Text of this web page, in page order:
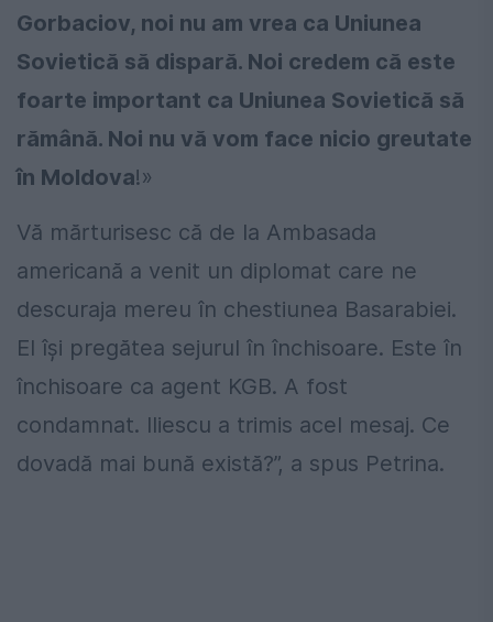
Gorbaciov, noi nu am vrea ca Uniunea
Sovietică să dispară. Noi credem că este
foarte important ca Uniunea Sovietică să
rămână. Noi nu vă vom face nicio greutate
în Moldova!»
Vă mărturisesc că de la Ambasada
americană a venit un diplomat care ne
descuraja mereu în chestiunea Basarabiei.
El își pregătea sejurul în închisoare. Este în
închisoare ca agent KGB. A fost
condamnat. Iliescu a trimis acel mesaj. Ce
dovadă mai bună există?”, a spus Petrina.